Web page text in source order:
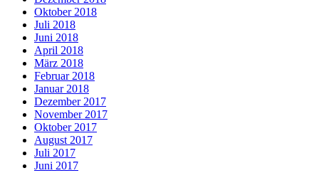
Oktober 2018
Juli 2018
Juni 2018
April 2018
März 2018
Februar 2018
Januar 2018
Dezember 2017
November 2017
Oktober 2017
August 2017
Juli 2017
Juni 2017